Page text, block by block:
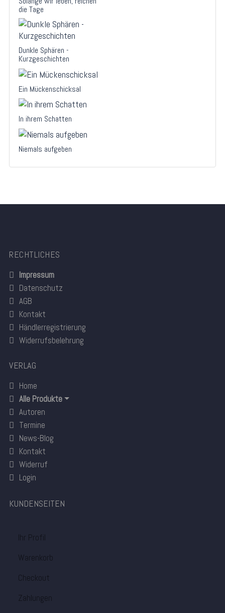
die Tage
Dunkle Sphären -
Kurzgeschichten
Ein Mückenschicksal
In ihrem Schatten
Niemals aufgeben
RECHTLICHES
Impressum
Datenschutz
AGB
Kontakt
Händlerregistrierung
Widerrufsbelehrung
VERLAG
Home
Alle Produkte
Autoren
Termine
News-Blog
Kontakt
Widerruf
Login
KUNDENSEITEN
Ihr Profil
Warenkorb
Checkout
Zahlungen